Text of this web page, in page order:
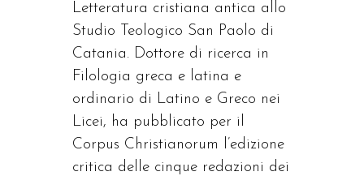
Letteratura cristiana antica allo
Studio Teologico San Paolo di
Catania. Dottore di ricerca in
Filologia greca e latina e
ordinario di Latino e Greco nei
Licei, ha pubblicato per il
Corpus Christianorum l’edizione
critica delle cinque redazioni dei